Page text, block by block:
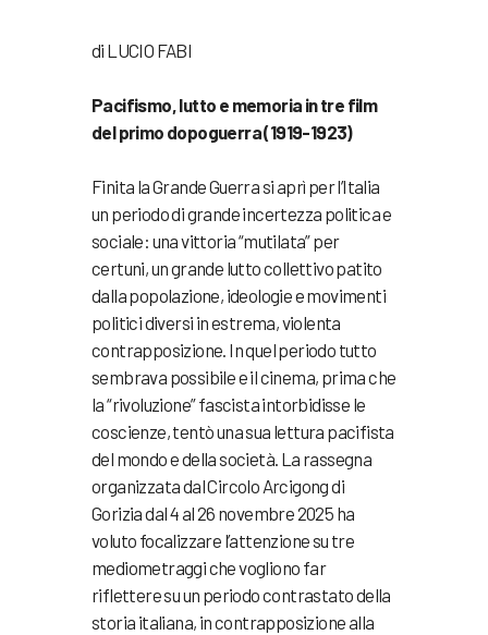
di LUCIO FABI
Pacifismo, lutto e memoria in tre film
del primo dopoguerra (1919-1923)
Finita la Grande Guerra si aprì per l’Italia
un periodo di grande incertezza politica e
sociale: una vittoria “mutilata” per
certuni, un grande lutto collettivo patito
dalla popolazione, ideologie e movimenti
politici diversi in estrema, violenta
contrapposizione. In quel periodo tutto
sembrava possibile e il cinema, prima che
la “rivoluzione” fascista intorbidisse le
coscienze, tentò una sua lettura pacifista
del mondo e della società. La rassegna
organizzata dal Circolo Arcigong di
Gorizia dal 4 al 26 novembre 2025 ha
voluto focalizzare l’attenzione su tre
mediometraggi che vogliono far
riflettere su un periodo contrastato della
storia italiana, in contrapposizione alla